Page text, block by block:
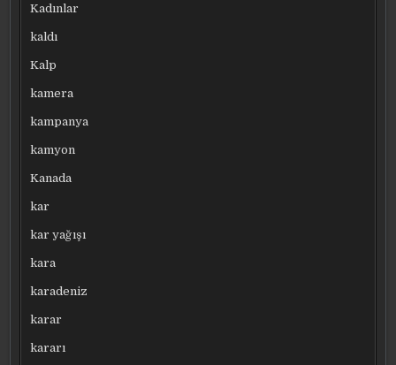
Kadınlar
kaldı
Kalp
kamera
kampanya
kamyon
Kanada
kar
kar yağışı
kara
karadeniz
karar
kararı